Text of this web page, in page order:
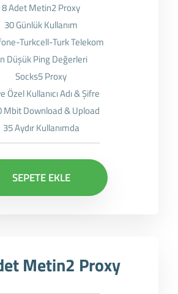
8 Adet Metin2 Proxy
30 Günlük Kullanım
Turkcell-Turk Telekom
Düşük Ping Değerleri
Socks5 Proxy
Özel Kullanıcı Adı & Şifre
Mbit Download & Upload
35 Aydır Kullanımda
SEPETE EKLE
Metin2 Proxy